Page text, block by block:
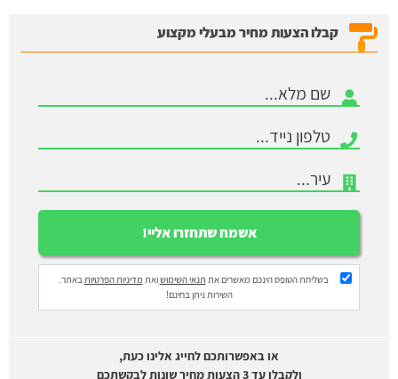
קבלו הצעות מחיר מבעלי מקצוע
בשליחת הטופס הינכם מאשרים את תנאי השימושואת מדיניות הפרטיות באתר.
השירות ניתן בחינם!
או באפשרותכם לחייג אלינו כעת,
ולקבלו עד 3 הצעות מחיר שונות לבקשתכם